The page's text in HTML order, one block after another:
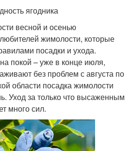
ягодника
весной и осенью
жимолости, которые
посадки и ухода.
покой – уже в конце июля,
без проблем с августа по
области посадка жимолости
Уход за только что высаженным
много сил.